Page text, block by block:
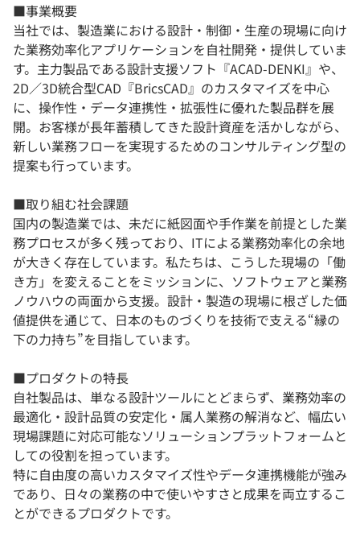
■事業概要
当社では、製造業における設計・制御・生産の現場に向け
た業務効率化アプリケーションを自社開発・提供していま
す。主力製品である設計支援ソフト『ACAD-DENKI』や、
2D／3D統合型CAD『BricsCAD』のカスタマイズを中心
に、操作性・データ連携性・拡張性に優れた製品群を展
開。お客様が長年蓄積してきた設計資産を活かしながら、
新しい業務フローを実現するためのコンサルティング型の
提案も行っています。
■取り組む社会課題
国内の製造業では、未だに紙図面や手作業を前提とした業
務プロセスが多く残っており、ITによる業務効率化の余地
が大きく存在しています。私たちは、こうした現場の「働
き方」を変えることをミッションに、ソフトウェアと業務
ノウハウの両面から支援。設計・製造の現場に根ざした価
値提供を通じて、日本のものづくりを技術で支える“縁の
下の力持ち”を目指しています。
■プロダクトの特長
自社製品は、単なる設計ツールにとどまらず、業務効率の
最適化・設計品質の安定化・属人業務の解消など、幅広い
現場課題に対応可能なソリューションプラットフォームと
しての役割を担っています。
特に自由度の高いカスタマイズ性やデータ連携機能が強み
であり、日々の業務の中で使いやすさと成果を両立するこ
とができるプロダクトです。